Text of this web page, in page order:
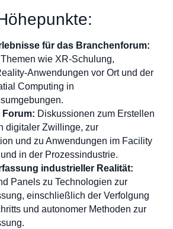
für das Branchenforum:
wie XR-Schulung,
Anwendungen vor Ort und der
Computing in
Forum: Diskussionen zum Erstellen
digitaler Zwillinge, zur
und zu Anwendungen im Facility
in der Prozessindustrie.
industrieller Realität:
Panels zu Technologien zur
einschließlich der Verfolgung
und autonomer Methoden zur